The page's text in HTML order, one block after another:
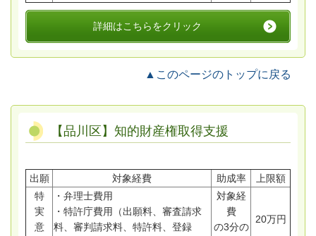
詳細はこちらをクリック
▲このページのトップに戻る
【品川区】知的財産権取得支援
出願 対象経費 助成率
上限額
特
実
意
・弁理士費用
・特許庁費用（出願料、審査請求
料、審判請求料、特許料、登録
対象経
費
の3分の
20万円